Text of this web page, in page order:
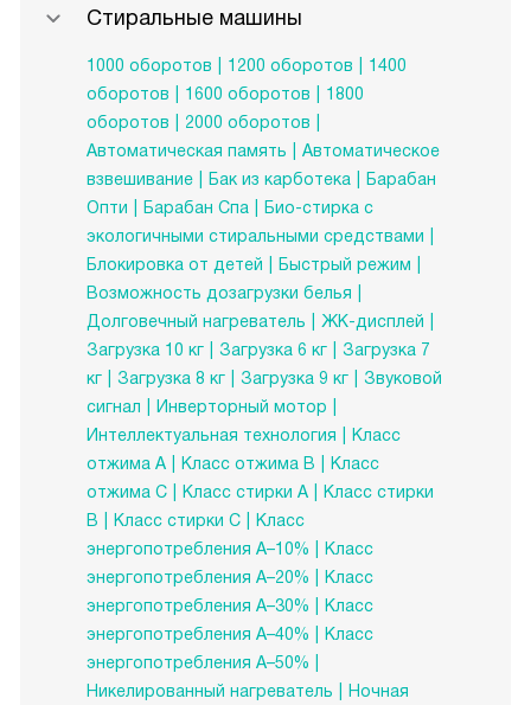
Стиральные машины
1000 оборотов 1200 оборотов
1400
оборотов
1600 оборотов
1800
оборотов
2000 оборотов
Автоматическая память
Автоматическое
взвешивание
Бак из карботека
Барабан
Опти
Барабан Спа
Био-стирка с
экологичными стиральными средствами
Блокировка от детей
Быстрый режим
Возможность дозагрузки белья
Долговечный нагреватель
ЖК-дисплей
Загрузка 10 кг
Загрузка 6 кг
Загрузка 7
кг
Загрузка 8 кг Загрузка 9 кг
Звуковой
сигнал
Инверторный мотор
Интеллектуальная технология
Класс
отжима A
Класс отжима B
Класс
отжима C
Класс стирки A
Класс стирки
B
Класс стирки C
Класс
энергопотребления A–10%
Класс
энергопотребления A–20%
Класс
энергопотребления A–30%
Класс
энергопотребления A–40%
Класс
энергопотребления A–50%
Никелированный нагреватель
Ночная